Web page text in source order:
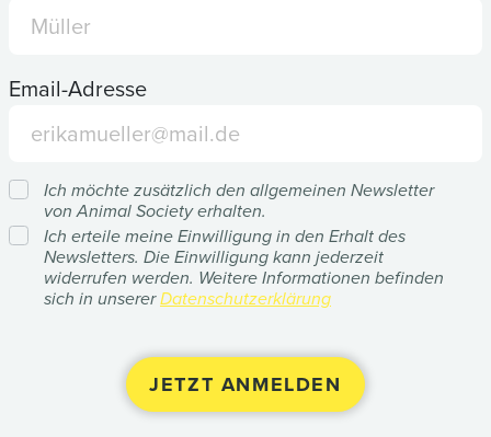
Email-Adresse
Ich möchte zusätzlich den allgemeinen Newsletter
von Animal Society erhalten.
Ich erteile meine Einwilligung in den Erhalt des
Newsletters. Die Einwilligung kann jederzeit
widerrufen werden. Weitere Informationen befinden
sich in unsererDatenschutzerklärung